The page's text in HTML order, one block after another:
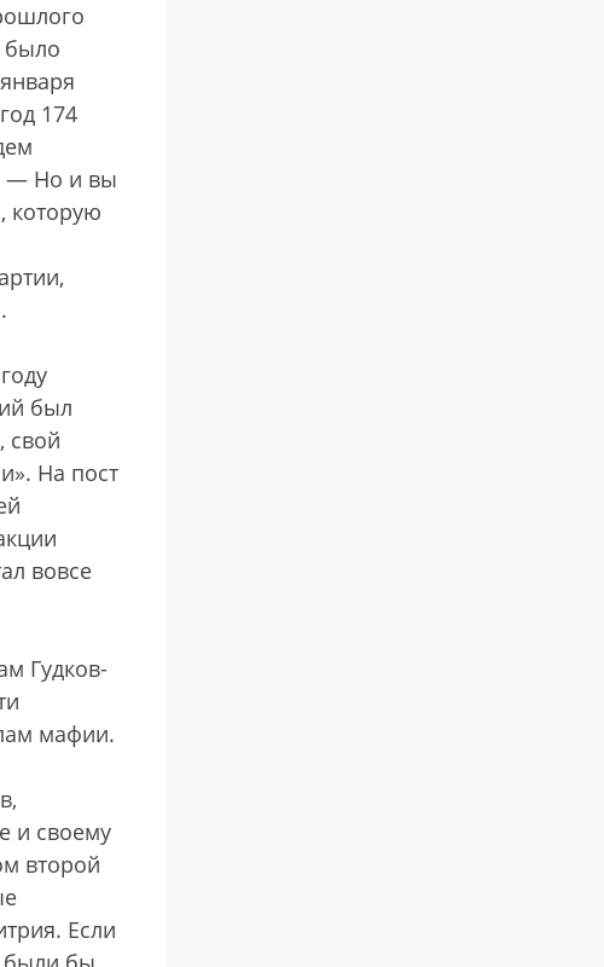
было
174
— Но и вы
которую
был
свой
На пост
вовсе
Гудков-
мафии.
и своему
второй
Если